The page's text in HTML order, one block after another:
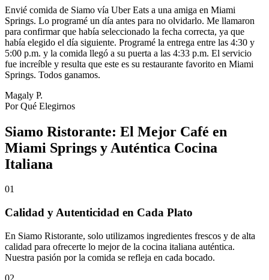
Envié comida de Siamo vía Uber Eats a una amiga en Miami
Springs. Lo programé un día antes para no olvidarlo. Me llamaron
para confirmar que había seleccionado la fecha correcta, ya que
había elegido el día siguiente. Programé la entrega entre las 4:30 y
5:00 p.m. y la comida llegó a su puerta a las 4:33 p.m. El servicio
fue increíble y resulta que este es su restaurante favorito en Miami
Springs. Todos ganamos.
Magaly P.
Por Qué Elegirnos
Siamo Ristorante: El Mejor Café en
Miami Springs y Auténtica Cocina
Italiana
01
Calidad y Autenticidad en Cada Plato
En Siamo Ristorante, solo utilizamos ingredientes frescos y de alta
calidad para ofrecerte lo mejor de la cocina italiana auténtica.
Nuestra pasión por la comida se refleja en cada bocado.
02